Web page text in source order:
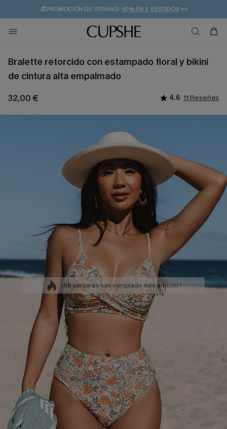
👒PROMOCIÓN DE VERANO:-10% EN 2 VESTIDOS>>
💌¡SUSCRIBIRSE & GANAR -10% EXTRA!
🚚ENVÍO GRATUITO A PARTIR DE 49 € >>
Bralette retorcido con estampado floral y bikini
de cintura alta empalmado
32,00 € 4.6 11 Reseñas
¡88 personas han comprado este artículo !